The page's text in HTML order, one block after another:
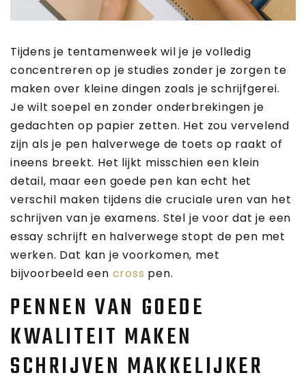
Tijdens je tentamenweek wil je je volledig
concentreren op je studies zonder je zorgen te
maken over kleine dingen zoals je schrijfgerei.
Je wilt soepel en zonder onderbrekingen je
gedachten op papier zetten. Het zou vervelend
zijn als je pen halverwege de toets op raakt of
ineens breekt. Het lijkt misschien een klein
detail, maar een goede pen kan echt het
verschil maken tijdens die cruciale uren van het
schrijven van je examens. Stel je voor dat je een
essay schrijft en halverwege stopt de pen met
werken. Dat kan je voorkomen, met
bijvoorbeeld een cross pen.
PENNEN VAN GOEDE
KWALITEIT MAKEN
SCHRIJVEN MAKKELIJKER